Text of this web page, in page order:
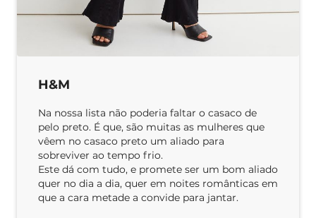
H&M
Na nossa lista não poderia faltar o casaco de
pelo preto. É que, são muitas as mulheres que
vêem no casaco preto um aliado para
sobreviver ao tempo frio.
Este dá com tudo, e promete ser um bom aliado
quer no dia a dia, quer em noites românticas em
que a cara metade a convide para jantar.